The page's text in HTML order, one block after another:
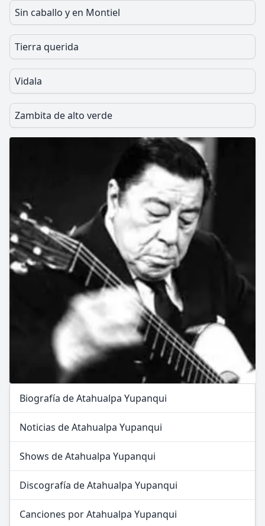
Sin caballo y en Montiel
Tierra querida
Vidala
Zambita de alto verde
Biografía de Atahualpa Yupanqui
Noticias de Atahualpa Yupanqui
Shows de Atahualpa Yupanqui
Discografía de Atahualpa Yupanqui
Canciones por Atahualpa Yupanqui